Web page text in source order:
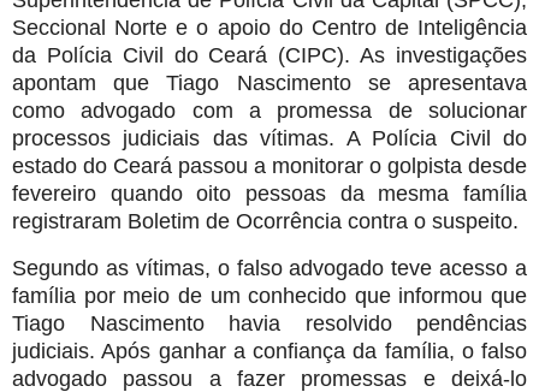
Seccional Norte e o apoio do Centro de Inteligência
da Polícia Civil do Ceará (CIPC). As investigações
apontam que Tiago Nascimento se apresentava
como advogado com a promessa de solucionar
processos judiciais das vítimas. A Polícia Civil do
estado do Ceará passou a monitorar o golpista desde
fevereiro quando oito pessoas da mesma família
registraram Boletim de Ocorrência contra o suspeito.
Segundo as vítimas, o falso advogado teve acesso a
família por meio de um conhecido que informou que
Tiago Nascimento havia resolvido pendências
judiciais. Após ganhar a confiança da família, o falso
advogado passou a fazer promessas e deixá-lo